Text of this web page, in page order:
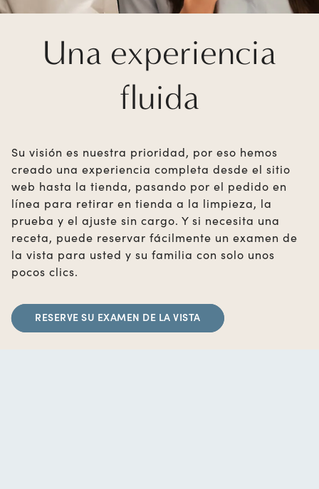
Una experiencia
fluida
Su visión es nuestra prioridad, por eso hemos
creado una experiencia completa desde el sitio
web hasta la tienda, pasando por el pedido en
línea para retirar en tienda a la limpieza, la
prueba y el ajuste sin cargo. Y si necesita una
receta, puede reservar fácilmente un examen de
la vista para usted y su familia con solo unos
pocos clics.
RESERVE SU EXAMEN DE LA VISTA